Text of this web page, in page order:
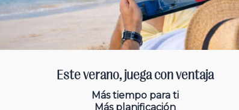
Este verano, juega con ventaja
Más tiempo para ti
Más planificación